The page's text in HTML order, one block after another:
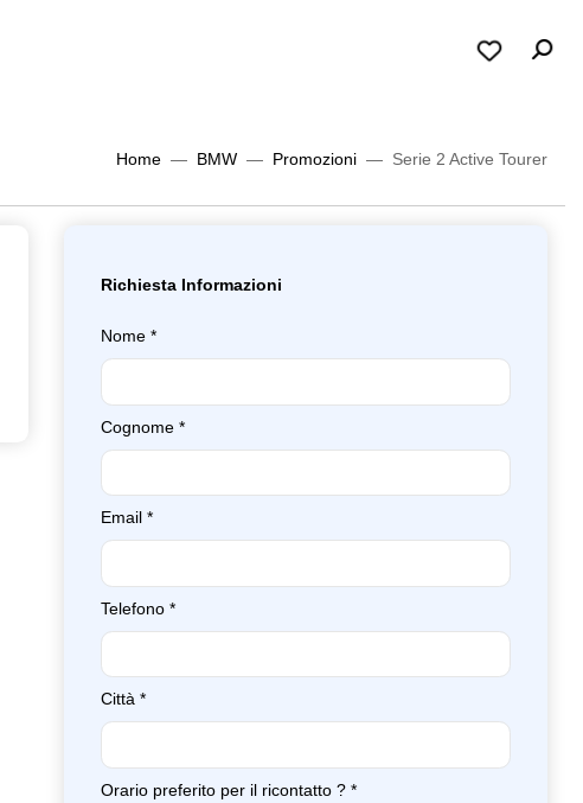
Home BMW Promozioni Serie 2 Active Tourer
Richiesta Informazioni
Nome *
Cognome *
Email *
Telefono *
Città *
Orario preferito per il ricontatto ? *